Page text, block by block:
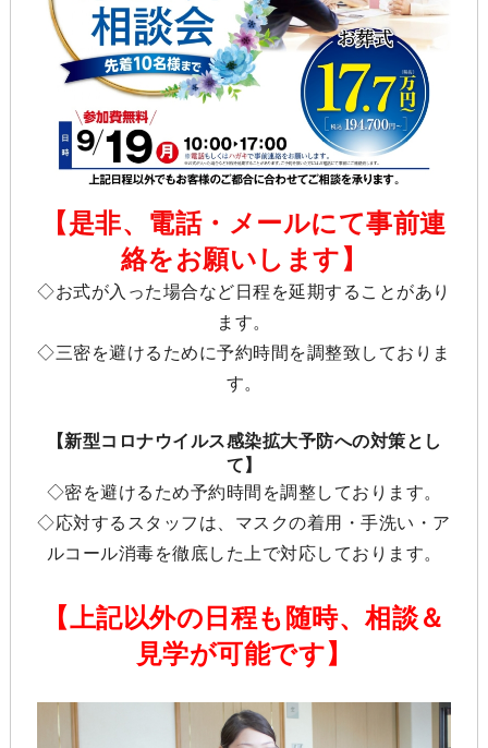
【是非、電話・メールにて事前連
絡をお願いします】
◇お式が入った場合など日程を延期することがあり
ます。
◇三密を避けるために予約時間を調整致しておりま
す。
【新型コロナウイルス感染拡大予防への対策とし
て】
◇密を避けるため予約時間を調整しております。
◇応対するスタッフは、マスクの着用・手洗い・ア
ルコール消毒を徹底した上で対応しております。
【上記以外の日程も随時、相談＆
見学が可能です】